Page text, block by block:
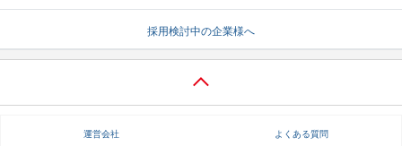
就活ノウハウが満載！ お役立ち記事・相談室など
就活ニュースペーパー よくある質問
採用検討中の企業様へ
運営会社 よくある質問